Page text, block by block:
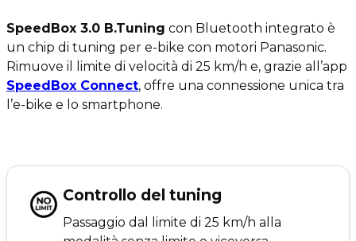
SpeedBox 3.0 B.Tuning con Bluetooth integrato è
un chip di tuning per e-bike con motori Panasonic.
Rimuove il limite di velocità di 25 km/h e, grazie all’app
SpeedBox Connect, offre una connessione unica tra
l’e-bike e lo smartphone.
Controllo del tuning
Passaggio dal limite di 25 km/h alla